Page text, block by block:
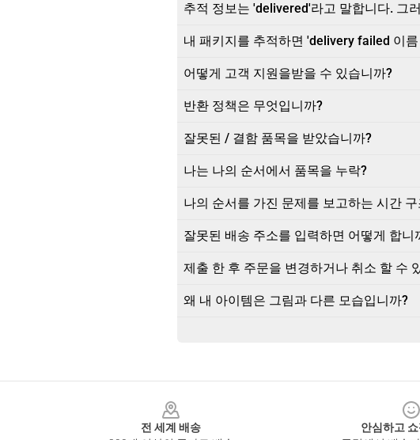
추적 정보는 'delivered'라고 말합니다. 그
내 패키지를 추적하면 'delivery failed 이
어떻게 고객 지원을받을 수 있습니까?
반환 정책은 무엇입니까?
잘못된 / 결함 품목을 받았습니까?
나는 나의 순서에서 품목을 누락?
나의 순서를 가진 문제를 보고하는 시간
잘못된 배송 주소를 입력하면 어떻게 합니
제출 한 후 주문을 변경하거나 취소 할 수
왜 내 아이템은 그림과 다른 모습입니까?
전 세계 배송
안심하고